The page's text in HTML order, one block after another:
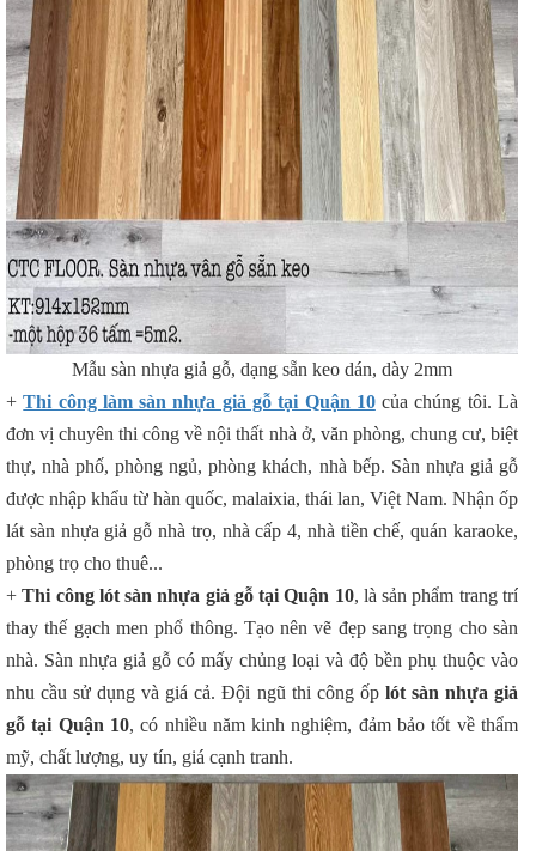
Mẫu sàn nhựa giả gỗ, dạng sẵn keo dán, dày 2mm
+Thi công làm sàn nhựa giả gỗ tại Quận 10của chúng tôi. Là
đơn vị chuyên thi công về nội thất nhà ở, văn phòng, chung cư, biệt
thự, nhà phố, phòng ngủ, phòng khách, nhà bếp. Sàn nhựa giả gỗ
được nhập khẩu từ hàn quốc, malaixia, thái lan, Việt Nam. Nhận ốp
lát sàn nhựa giả gỗ nhà trọ, nhà cấp 4, nhà tiền chế, quán karaoke,
phòng trọ cho thuê...
+Thi công lót sàn nhựa giả gỗ tại Quận 10, là sản phẩm trang trí
thay thế gạch men phổ thông. Tạo nên vẽ đẹp sang trọng cho sàn
nhà. Sàn nhựa giả gỗ có mấy chủng loại và độ bền phụ thuộc vào
nhu cầu sử dụng và giá cả. Đội ngũ thi công ốp lót sàn nhựa giả
gỗ tại Quận 10, có nhiều năm kinh nghiệm, đảm bảo tốt về thẩm
mỹ, chất lượng, uy tín, giá cạnh tranh.